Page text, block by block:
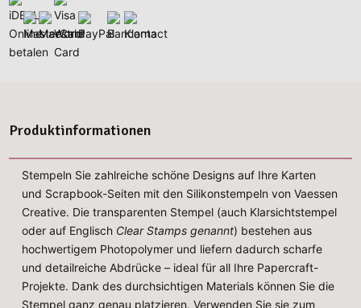
Produktinformationen
Stempeln Sie zahlreiche schöne Designs auf Ihre Karten
und Scrapbook-Seiten mit den Silikonstempeln von Vaessen
Creative. Die transparenten Stempel (auch Klarsichtstempel
oder auf Englisch Clear Stamps genannt) bestehen aus
hochwertigem Photopolymer und liefern dadurch scharfe
und detailreiche Abdrücke – ideal für all Ihre Papercraft-
Projekte. Dank des durchsichtigen Materials können Sie die
Stempel ganz genau platzieren. Verwenden Sie sie zum